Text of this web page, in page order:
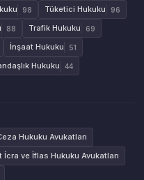
98 Tüketici Hukuku 96
88 Trafik Hukuku 69
İnşaat Hukuku 51
Hukuku 44
Hukuku Avukatları
İcra ve İflas Hukuku Avukatları